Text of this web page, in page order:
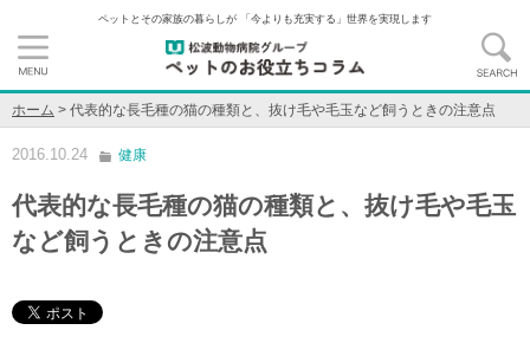
ペットとその家族の暮らしが 「今よりも充実する」世界を実現します
ホーム > 代表的な長毛種の猫の種類と、抜け毛や毛玉など飼うときの注意点
2016.10.24 健康
代表的な長毛種の猫の種類と、抜け毛や毛玉
など飼うときの注意点